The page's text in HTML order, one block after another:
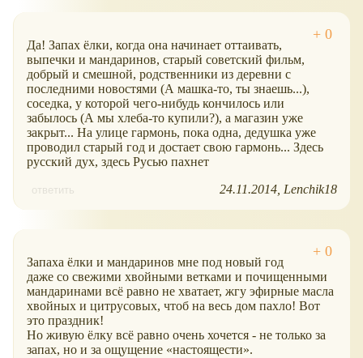
Да! Запах ёлки, когда она начинает оттаивать,
выпечки и мандаринов, старый советский фильм,
добрый и смешной, родственники из деревни с
последними новостями (А машка-то, ты знаешь...),
соседка, у которой чего-нибудь кончилось или
забылось (А мы хлеба-то купили?), а магазин уже
закрыт... На улице гармонь, пока одна, дедушка уже
проводил старый год и достает свою гармонь... Здесь
русский дух, здесь Русью пахнет
ответить 24.11.2014 Lenchik18
Запаха ёлки и мандаринов мне под новый год
даже со свежими хвойными ветками и почищенными
мандаринами всё равно не хватает, жгу эфирные масла
хвойных и цитрусовых, чтоб на весь дом пахло! Вот
это праздник!
Но живую ёлку всё равно очень хочется - не только за
запах, но и за ощущение
настоящести .